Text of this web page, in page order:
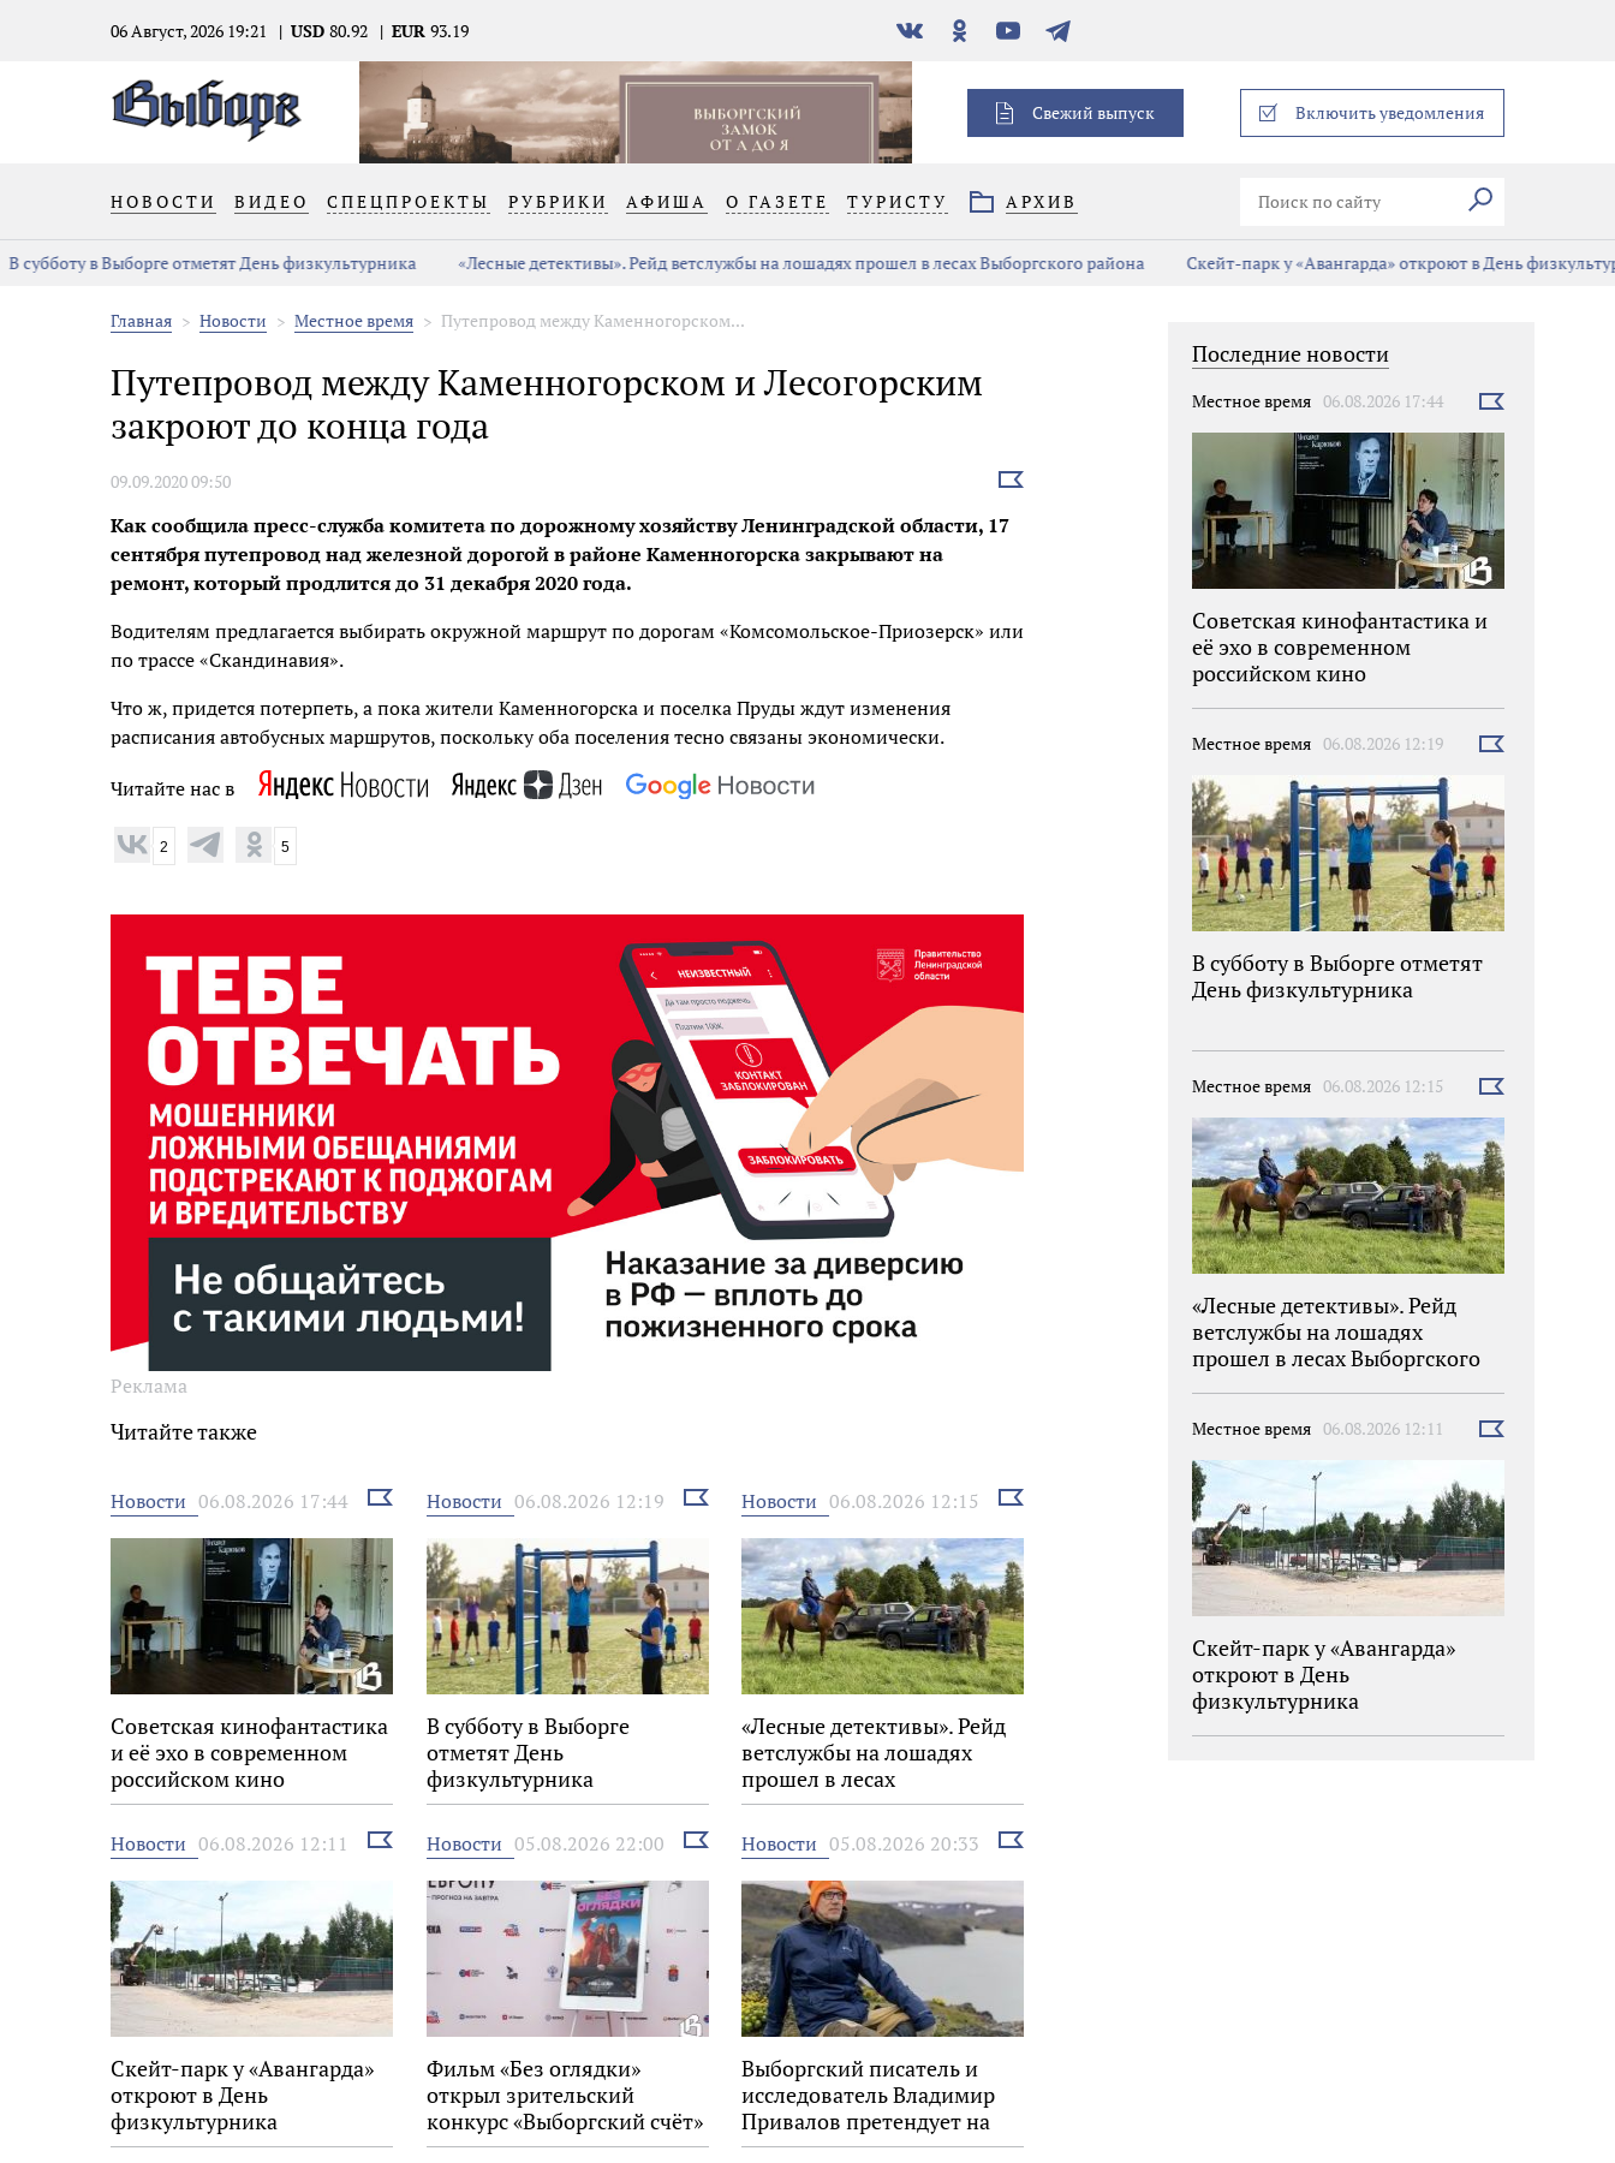
06 Август, 2026 19:21 USD 80.92 EUR 93.19
В
контакте
Одноклассники
YouTubeТелеграм
Свежий выпуск Включить уведомления
НОВОСТИ ВИДЕО СПЕЦПРОЕКТЫ РУБРИКИ АФИША О ГАЗЕТЕ ТУРИСТУ АРХИВ Искать
В субботу в Выборге отметят День физкультурника «Лесные детективы». Рейд ветслужбы на лошадях прошел в лесах Выборгского района Скейт-парк у «Авангарда» откроют в День
Главная Новости Местное время Путепровод между Каменногорском...
Путепровод между Каменногорском и Лесогорским
закроют до конца года
09.09.2020 09:50
Выбрать
Как сообщила пресс-служба комитета по дорожному хозяйству Ленинградской области, 17
сентября путепровод над железной дорогой в районе Каменногорска закрывают на
ремонт, который продлится до 31 декабря 2020 года.
Водителям предлагается выбирать окружной маршрут по дорогам «Комсомольское-Приозерск» или
по трассе «Скандинавия».
Что ж, придется потерпеть, а пока жители Каменногорска и поселка Пруды ждут изменения
расписания автобусных маршрутов, поскольку оба поселения тесно связаны экономически.
Читайте нас в
2 5
Реклама
Читайте также
Новости 06.08.2026 17:44
Выбрать
новость
Советская кинофантастика
и её эхо в современном
российском кино
Новости 06.08.2026 12:19
Выбрать
новость
В субботу в Выборге
отметят День
физкультурника
Новости 06.08.2026 12:15
Выбрать
«Лесные детективы». Рейд
ветслужбы на лошадях
прошел в лесах
Выборгского района
Новости 06.08.2026 12:11
Выбрать
новость
Скейт-парк у «Авангарда»
откроют в День
физкультурника
Новости 05.08.2026 22:00
Выбрать
новость
Фильм «Без оглядки»
открыл зрительский
конкурс «Выборгский счёт»
на 34-м фестивале «Окно в
Новости 05.08.2026 20:33
Выбрать
Выборгский писатель и
исследователь Владимир
Привалов претендует на
награду «Знание.Премия»
Последние новости
Местное время 06.08.2026 17:44
Выбрать
Советская кинофантастика и
её эхо в современном
российском кино
Местное время 06.08.2026 12:19
Выбрать
В субботу в Выборге отметят
День физкультурника
Местное время 06.08.2026 12:15
Выбрать
«Лесные детективы». Рейд
ветслужбы на лошадях
прошел в лесах Выборгского
Местное время 06.08.2026 12:11
Выбрать
Скейт-парк у «Авангарда»
откроют в День
физкультурника